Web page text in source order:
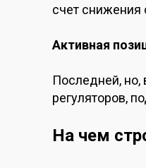
счет снижения
Активная
Последней, но,
регуляторов,
На чем